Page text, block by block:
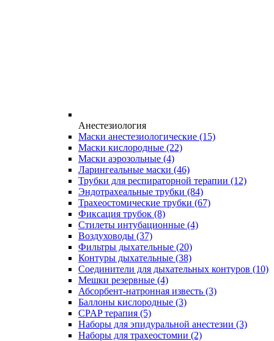
Анестезиология
Маски анестезиологические (15)
Маски кислородные (22)
Маски аэрозольные (4)
Ларингеальные маски (46)
Трубки для респираторной терапии (12)
Эндотрахеальные трубки (84)
Трахеостомические трубки (67)
Фиксация трубок (8)
Стилеты интубационные (4)
Воздуховоды (37)
Фильтры дыхательные (20)
Контуры дыхательные (38)
Соединители для дыхательных контуров (10)
Мешки резервные (4)
Абсорбент-натронная известь (3)
Баллоны кислородные (3)
CPAP терапия (5)
Наборы для эпидуральной анестезии (3)
Наборы для трахеостомии (2)